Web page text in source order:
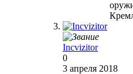
Incvizitor
0
3 апреля 2018